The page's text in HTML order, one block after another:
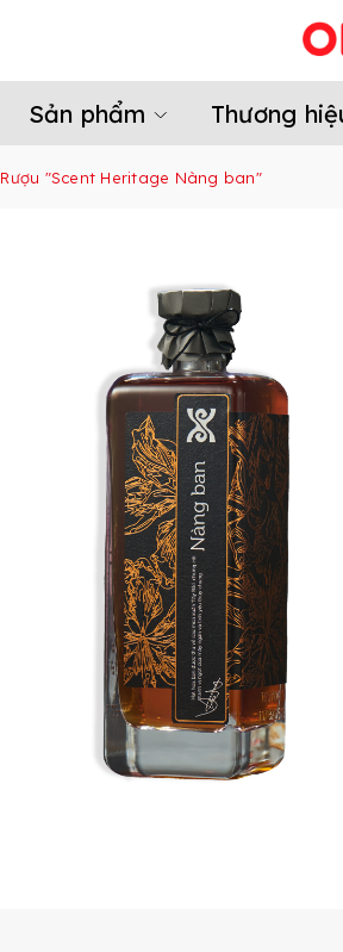
Sản phẩm Thương
Rượu "Scent Heritage Nàng ban"